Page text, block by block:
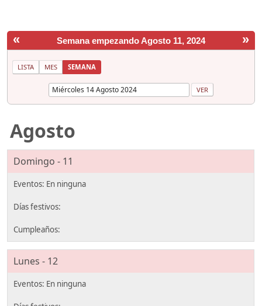
« »
Semana empezando Agosto 11, 2024
LISTA MES SEMANA
Agosto
Domingo - 11
Lunes - 12